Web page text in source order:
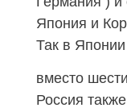
Япония и
Так в Японии
вместо
Россия